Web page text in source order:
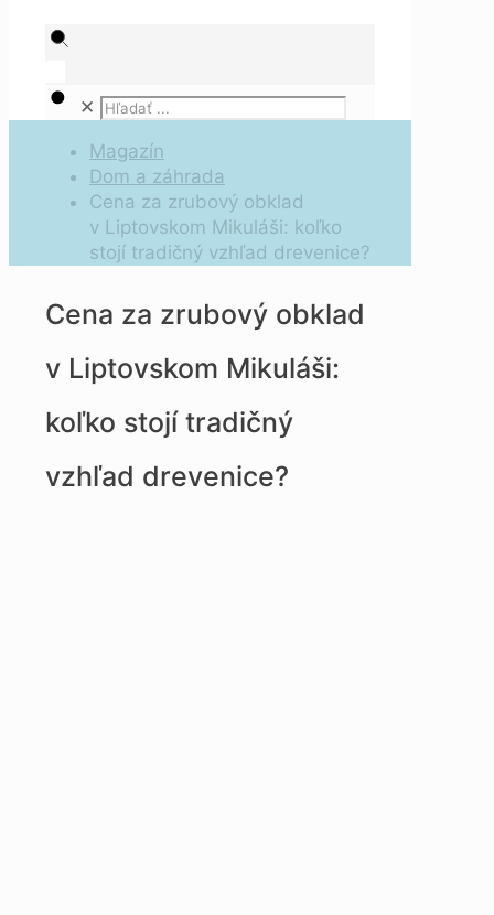
✕
Magazín
Dom a záhrada
Cena za zrubový obklad
v Liptovskom Mikuláši: koľko
stojí tradičný vzhľad drevenice?
Cena za zrubový obklad
v Liptovskom Mikuláši:
koľko stojí tradičný
vzhľad drevenice?